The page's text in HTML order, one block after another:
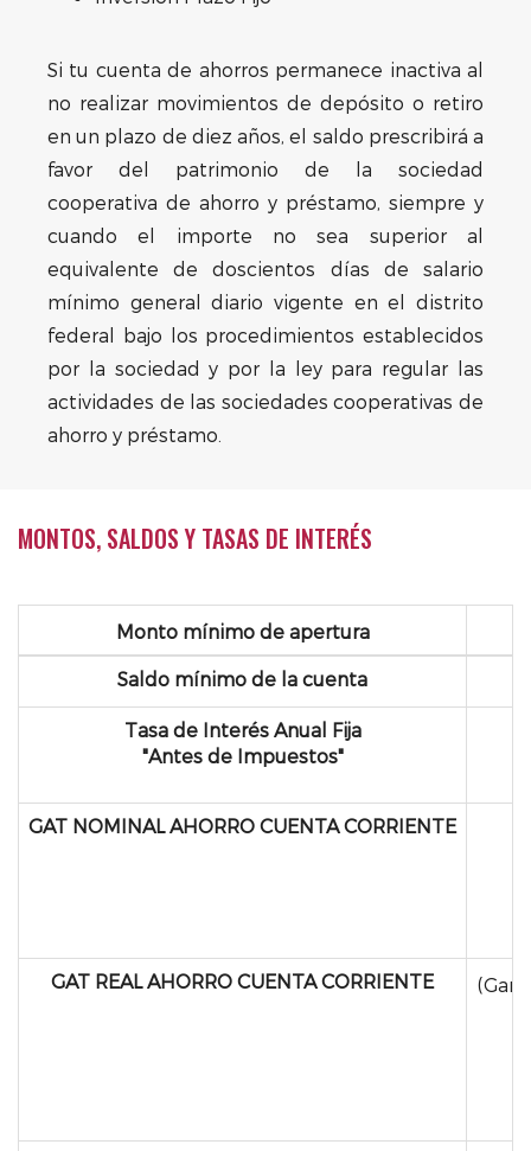
Si tu cuenta de ahorros permanece inactiva al
no realizar movimientos de depósito o retiro
en un plazo de diez años, el saldo prescribirá a
favor del patrimonio de la sociedad
cooperativa de ahorro y préstamo, siempre y
cuando el importe no sea superior al
equivalente de doscientos días de salario
mínimo general diario vigente en el distrito
federal bajo los procedimientos establecidos
por la sociedad y por la ley para regular las
actividades de las sociedades cooperativas de
ahorro y préstamo.
MONTOS, SALDOS Y TASAS DE INTERÉS
Monto mínimo de apertura
Saldo mínimo de la cuenta
Tasa de Interés Anual Fija
"Antes de Impuestos"
GAT NOMINAL AHORRO CUENTA CORRIENTE
GAT REAL AHORRO CUENTA CORRIENTE